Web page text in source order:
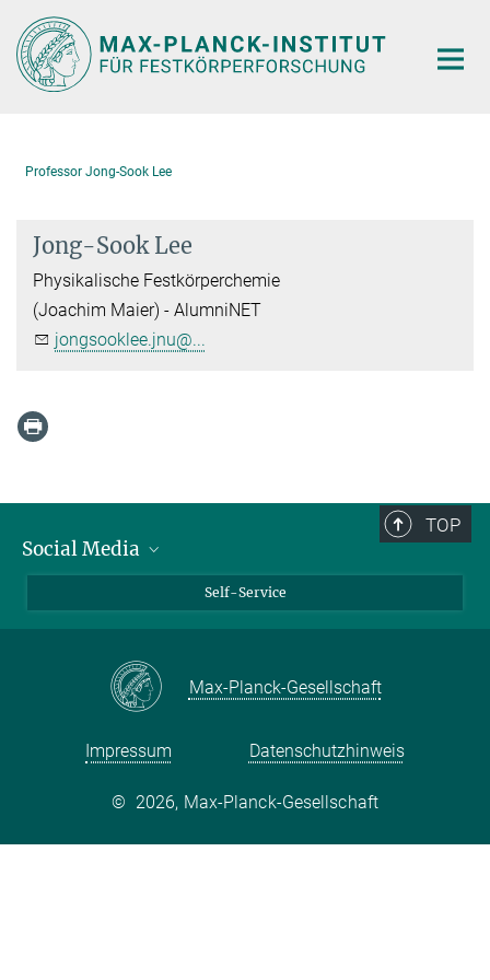
Hauptinhalt
Professor Jong-Sook Lee
Jong-Sook Lee
Physikalische Festkörperchemie
(Joachim Maier) - AlumniNET
jongsooklee.jnu@...
TOP
Social Media
Facebook
Self-Service
Max-Planck-Gesellschaft
Impressum Datenschutzhinweis
© 2026, Max-Planck-Gesellschaft